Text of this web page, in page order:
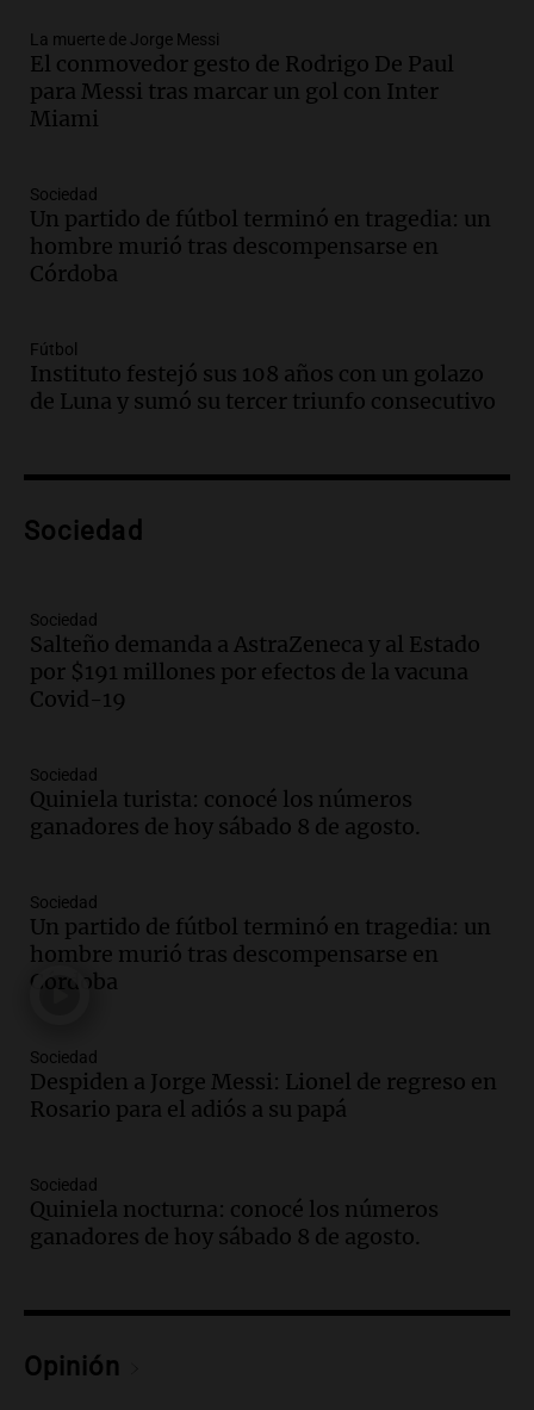
Episodios
Audio.Ley de Propiedad Privada: el revés
en el Congreso expuso una debilidad
comunicacional del Gobierno
Episodios
Audio.Casabindo se prepara para una
celebración única: 30.000 turistas y el
tradicional Toreo de la Vincha
Audio.Borges, abogada de Pourrain:
"Tres hombres se lo llevaron para
hacerle preguntas y nunca regresó"
Episodios
metros del río Suquía y retiraron hasta
Episodios
Audio.La historia de la servilleta que
firmó Jorge Messi para el primer
contrato de Leo con Barcelona
Audio.Joan Gaspart: "Sin Jorge, no sé si
Messi hubiera llegado adonde llegó"
Audio.El orgullo y el sueño argentino de
Jorge Messi en una entrevista con Rony
Vargas en 2007
Audio.El abuelo de Agostina Vega, tras
las nuevas detenciones: "En esa casa
Episodios
Audio.Una nutricionista derribó el mito
del desayuno ideal: qué alimentos
La muerte de Jorge Messi
El conmovedor gesto de Rodrigo De Paul
para Messi tras marcar un gol con Inter
Miami
Sociedad
Un partido de fútbol terminó en tragedia: un
hombre murió tras descompensarse en
Córdoba
Fútbol
Instituto festejó sus 108 años con un golazo
de Luna y sumó su tercer triunfo consecutivo
Sociedad
Sociedad
Salteño demanda a AstraZeneca y al Estado
por $191 millones por efectos de la vacuna
Covid-19
Sociedad
Quiniela turista: conocé los números
ganadores de hoy sábado 8 de agosto.
Sociedad
Un partido de fútbol terminó en tragedia: un
hombre murió tras descompensarse en
Córdoba
Sociedad
Despiden a Jorge Messi: Lionel de regreso en
Rosario para el adiós a su papá
Sociedad
Quiniela nocturna: conocé los números
ganadores de hoy sábado 8 de agosto.
Opinión